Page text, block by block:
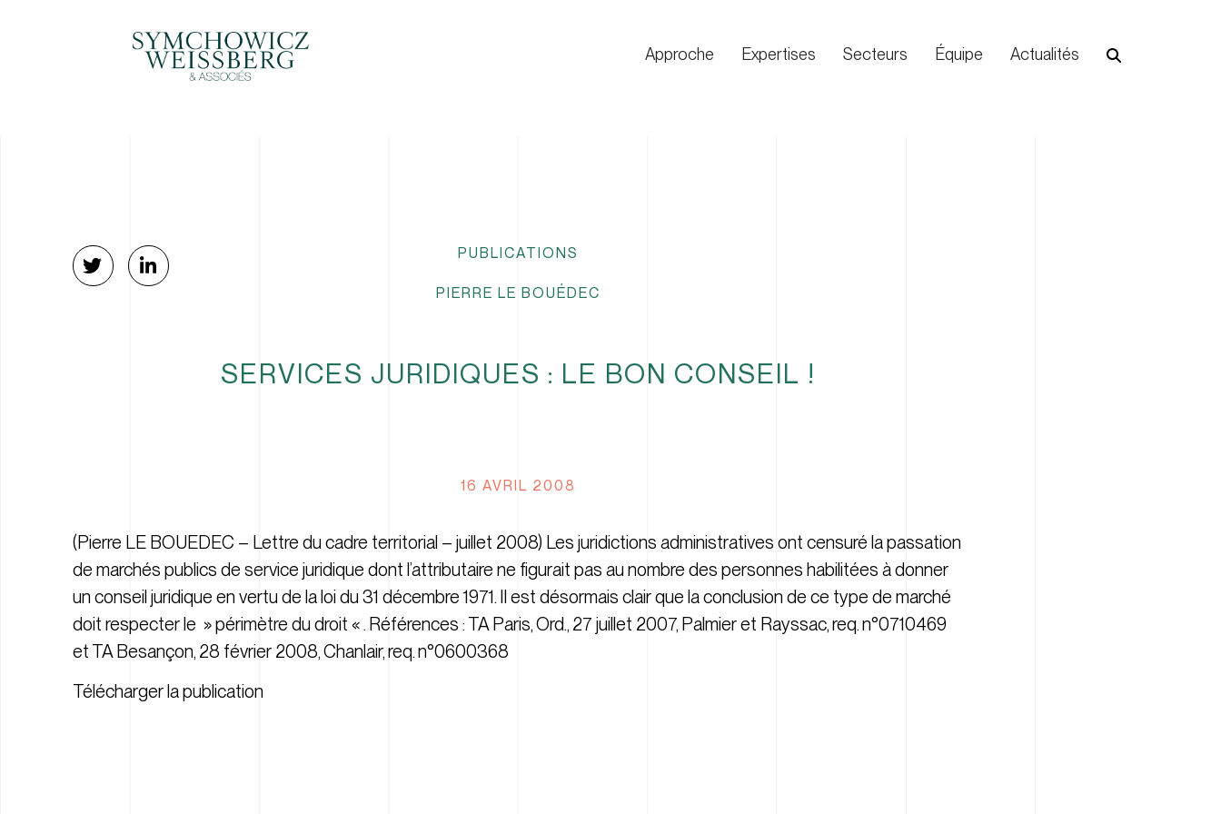
Approche Expertises Secteurs Équipe Actualités
PUBLICATIONS
PIERRE LE BOUÉDEC
SERVICES JURIDIQUES : LE BON CONSEIL !
16 AVRIL 2008
(Pierre LE BOUEDEC – Lettre du cadre territorial – juillet 2008) Les juridictions administratives ont censuré la passation
de marchés publics de service juridique dont l’attributaire ne figurait pas au nombre des personnes habilitées à donner
un conseil juridique en vertu de la loi du 31 décembre 1971. Il est désormais clair que la conclusion de ce type de marché
doit respecter le » périmètre du droit « . Références : TA Paris, Ord., 27 juillet 2007, Palmier et Rayssac, req. n°0710469
et TA Besançon, 28 février 2008, Chanlair, req. n°0600368
Télécharger la publication